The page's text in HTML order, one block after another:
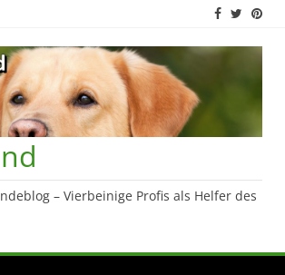
– Vierbeinige Profis als Helfer des